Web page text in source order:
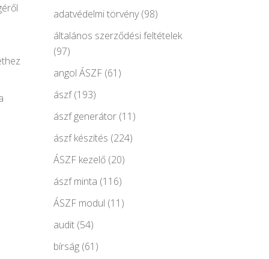
adatvédelmi törvény(98)
általános szerződési feltételek
(97)
angol ÁSZF(61)
ászf(193)
ászf generátor(11)
ászf készítés (224)
ÁSZF kezelő(20)
ászf minta (116)
ÁSZF modul (11)
audit(54)
bírság(61)